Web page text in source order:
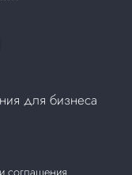
для бизнеса
соглашения